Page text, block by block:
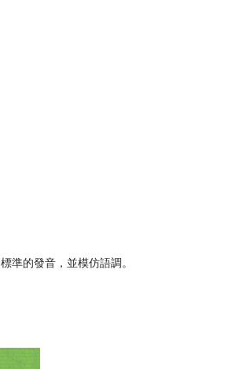
準的發音，並模仿語調。